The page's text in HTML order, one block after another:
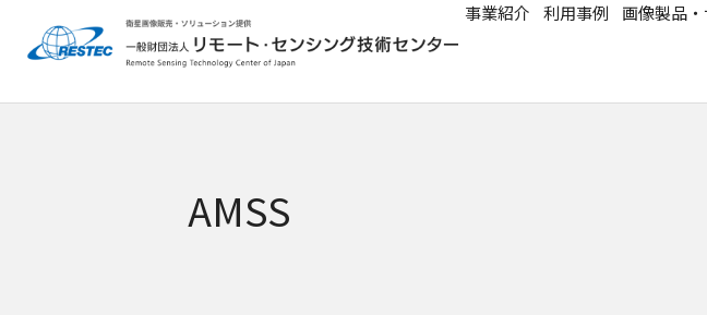
事業紹介 利用事例 画像製品
AMSS